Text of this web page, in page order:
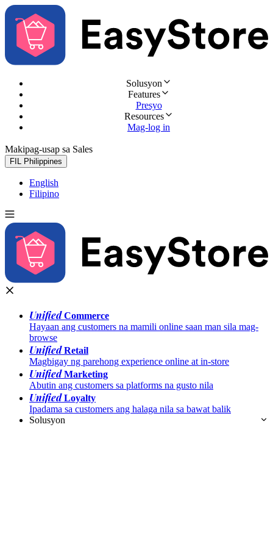
Solusyon
Features
Presyo
Resources
Mag-log in
Makipag-usap sa Sales
FIL Philippines
English
Filipino
UnifiedCommerce
Hayaan ang customers na mamili online saan man sila mag-
browse
UnifiedRetail
Magbigay ng parehong experience online at in-store
UnifiedMarketing
Abutin ang customers sa platforms na gusto nila
UnifiedLoyalty
Ipadama sa customers ang halaga nila sa bawat balik
Solusyon